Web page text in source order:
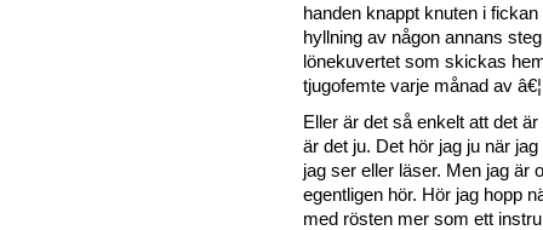
handen knappt knuten i
hyllning av någon annans
lönekuvertet som skickas
tjugofemte varje månad av
Eller är det så enkelt att det
är det ju. Det hör jag ju när
jag ser eller läser. Men jag är
egentligen hör. Hör jag hopp
med rösten mer som ett